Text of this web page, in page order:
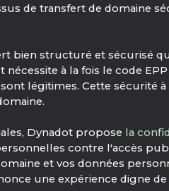
de transfert de domaine
bien structuré et sécurisé
à la fois le code
légitimes. Cette sécurité
Dynadot propose la
contre l'accès
et vos données
une expérience digne